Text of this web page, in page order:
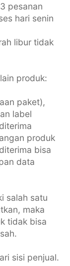
pesanan
hari senin
libur tidak
produk:
paket),
label
produk
bisa
data
salah satu
maka
tidak bisa
sisi penjual.